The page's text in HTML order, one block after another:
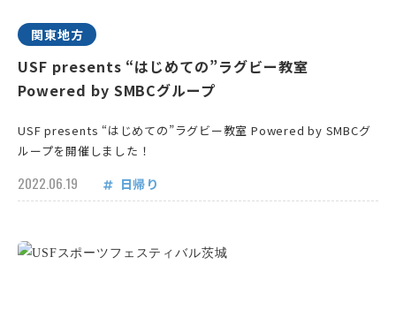
関東地方
USF presents “はじめての”ラグビー教室
Powered by SMBCグループ
USF presents “はじめての”ラグビー教室 Powered by SMBCグ
ループを開催しました！
2022.06.19 日帰り